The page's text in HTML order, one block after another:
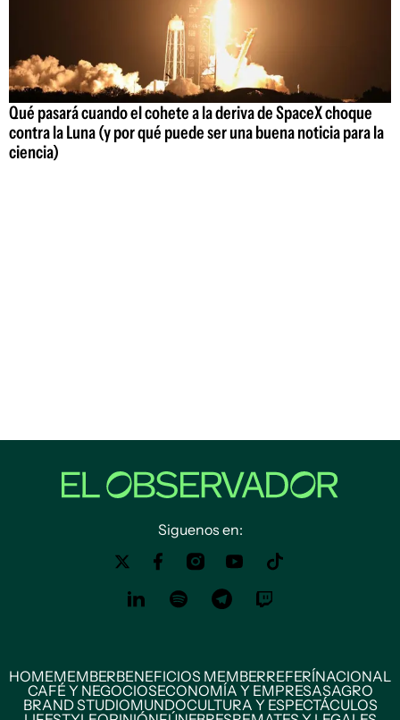
Qué pasará cuando el cohete a la deriva de SpaceX choque
contra la Luna (y por qué puede ser una buena noticia para la
ciencia)
Siguenos en:
HOMEMEMBERBENEFICIOS MEMBERREFERÍNACIONAL
CAFÉ Y NEGOCIOSECONOMÍA Y EMPRESASAGRO
BRAND STUDIOMUNDOCULTURA Y ESPECTÁCULOS